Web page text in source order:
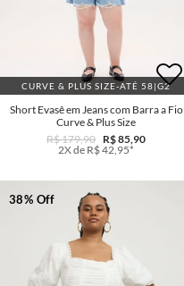
CURVE & PLUS SIZE-ATÉ 58|G2
Short Evasê em Jeans com Barra a Fio
Curve & Plus Size
R$ 179,90 R$ 85,90
2X de R$ 42,95*
38% Off